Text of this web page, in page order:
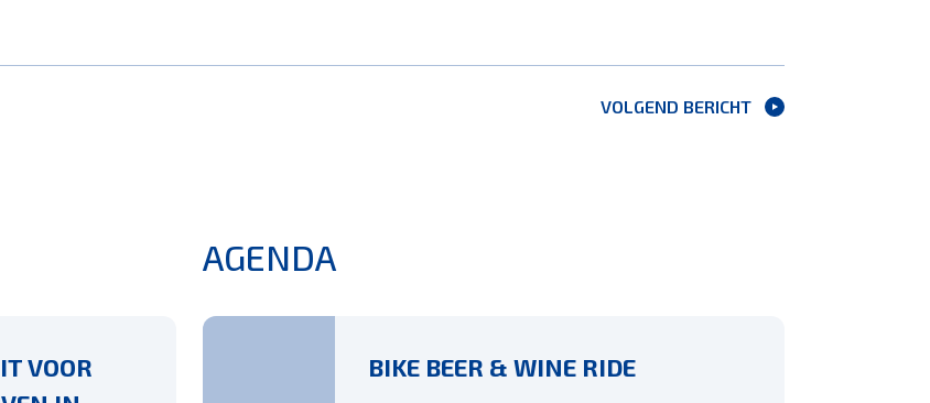
VOLGEND BERICHT
VOOR
AGENDA
BIKE BEER & WINE RIDE